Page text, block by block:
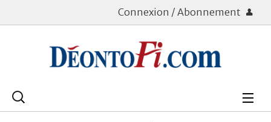
Connexion / Abonnement
Rechercher